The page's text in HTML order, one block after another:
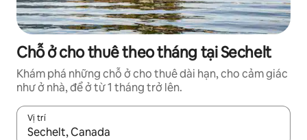
Chỗ ở cho thuê theo tháng tại Sechelt
Khám phá những chỗ ở cho thuê dài hạn, cho cảm giác
như ở nhà, để ở từ 1 tháng trở lên.
Vị trí
Khi có kết quả, hãy điều hướng bằng phím mũi tên lên và